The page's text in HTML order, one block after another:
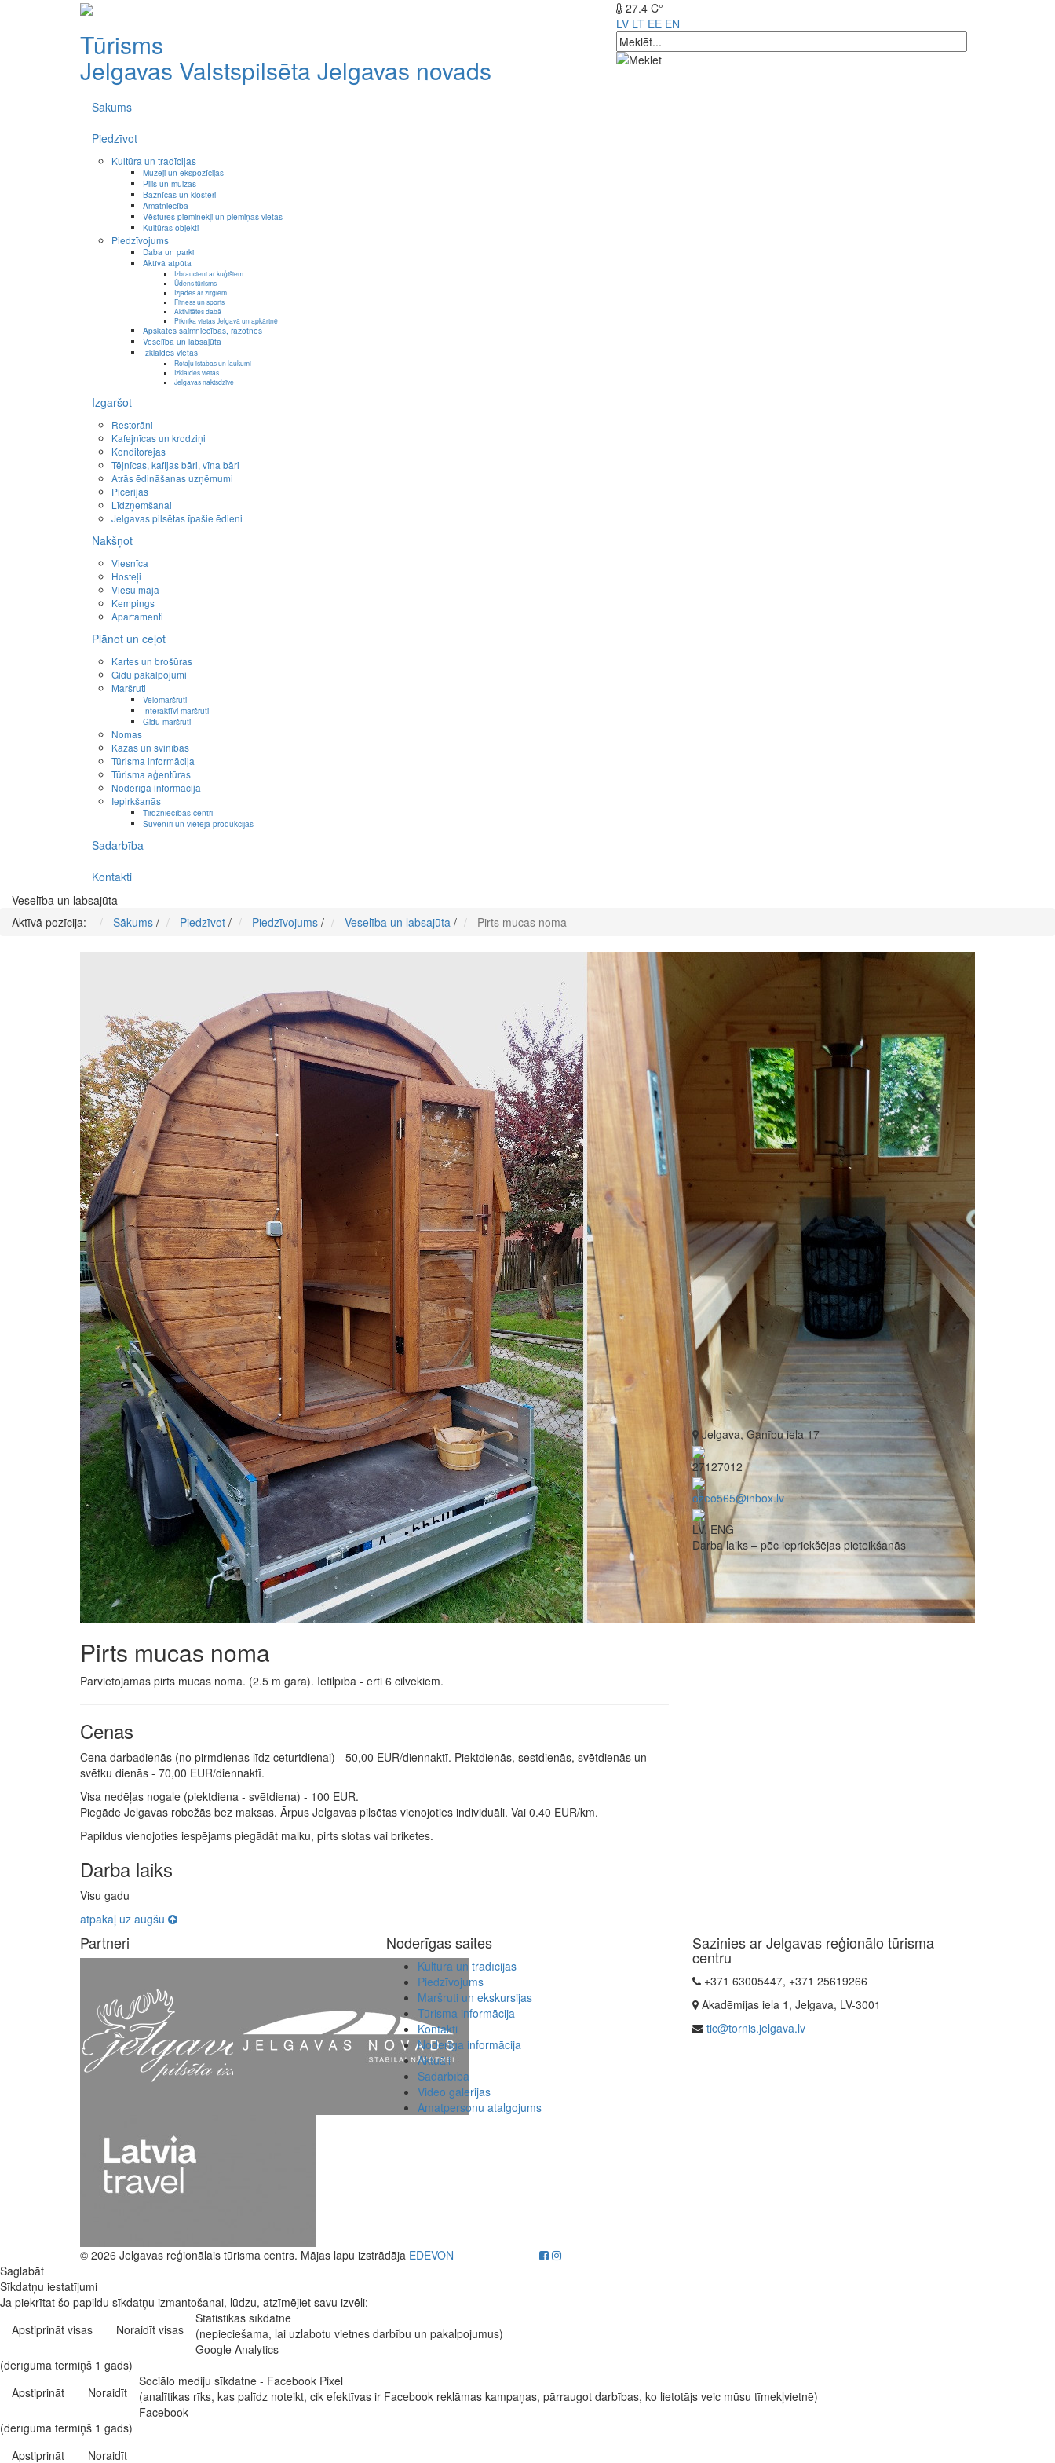
Tūrisms
Jelgavas Valstspilsēta Jelgavas novads
27.4 C°
LV LT EE EN
Sākums
Piedzīvot
Kultūra un tradīcijas
Muzeji un ekspozīcijas
Pilis un muižas
Baznīcas un klosteri
Amatniecība
Vēstures pieminekļi un piemiņas vietas
Kultūras objekti
Piedzīvojums
Daba un parki
Aktīvā atpūta
Izbraucieni ar kuģīšiem
Ūdens tūrisms
Izjādes ar zirgiem
Fitness un sports
Aktivitātes dabā
Piknika vietas Jelgavā un apkārtnē
Apskates saimniecības, ražotnes
Veselība un labsajūta
Izklaides vietas
Rotaļu istabas un laukumi
Izklaides vietas
Jelgavas naktsdzīve
Izgaršot
Restorāni
Kafejnīcas un krodziņi
Konditorejas
Tējnīcas, kafijas bāri, vīna bāri
Ātrās ēdināšanas uzņēmumi
Picērijas
Līdzņemšanai
Jelgavas pilsētas īpašie ēdieni
Nakšņot
Viesnīca
Hosteļi
Viesu māja
Kempings
Apartamenti
Plānot un ceļot
Kartes un brošūras
Gidu pakalpojumi
Maršruti
Velomaršruti
Interaktīvi maršruti
Gidu maršruti
Nomas
Kāzas un svinības
Tūrisma informācija
Tūrisma aģentūras
Noderīga informācija
Iepirkšanās
Tirdzniecības centri
Suvenīri un vietējā produkcijas
Sadarbība
Kontakti
Veselība un labsajūta
Aktīvā pozīcija:
Sākums / Piedzīvot / Piedzīvojums / Veselība un labsajūta / Pirts mucas noma
Pirts mucas noma
Pārvietojamās pirts mucas noma. (2.5 m gara). Ietilpība - ērti 6 cilvēkiem.
Cenas
Cena darbadienās (no pirmdienas līdz ceturtdienai) - 50,00 EUR/diennaktī. Piektdienās, sestdienās, svētdienās un
svētku dienās - 70,00 EUR/diennaktī.
Visa nedēļas nogale (piektdiena - svētdiena) - 100 EUR.
Piegāde Jelgavas robežās bez maksas. Ārpus Jelgavas pilsētas vienojoties individuāli. Vai 0.40 EUR/km.
Papildus vienojoties iespējams piegādāt malku, pirts slotas vai briketes.
Darba laiks
Visu gadu
atpakaļ uz augšu
Jelgava, Ganību iela 17
27127012
ozeo565@inbox.lv
LV, ENG
Darba laiks – pēc iepriekšējas pieteikšanās
Partneri Noderīgas saites
Kultūra un tradīcijas
Piedzīvojums
Maršruti un ekskursijas
Tūrisma informācija
Kontakti
Noderīga informācija
Aktuāli
Sadarbība
Video galerijas
Amatpersonu atalgojums
Sazinies ar Jelgavas reģionālo tūrisma
centru
+371 63005447, +371 25619266
Akadēmijas iela 1, Jelgava, LV-3001
tic@tornis.jelgava.lv
© 2026 Jelgavas reģionālais tūrisma centrs. Mājas lapu izstrādāja EDEVON
Saglabāt
Sīkdatņu iestatījumi
Ja piekrītat šo papildu sīkdatņu izmantošanai, lūdzu, atzīmējiet savu izvēli:
Apstiprināt visas
Noraidīt visas
Statistikas sīkdatne
(nepieciešama, lai uzlabotu vietnes darbību un pakalpojumus)
Google Analytics
(derīguma termiņš 1 gads)
Apstiprināt
Noraidīt
Sociālo mediju sīkdatne - Facebook Pixel
(analītikas rīks, kas palīdz noteikt, cik efektīvas ir Facebook reklāmas kampaņas, pārraugot darbības, ko lietotājs veic mūsu tīmekļvietnē)
Facebook
(derīguma termiņš 1 gads)
Apstiprināt
Noraidīt